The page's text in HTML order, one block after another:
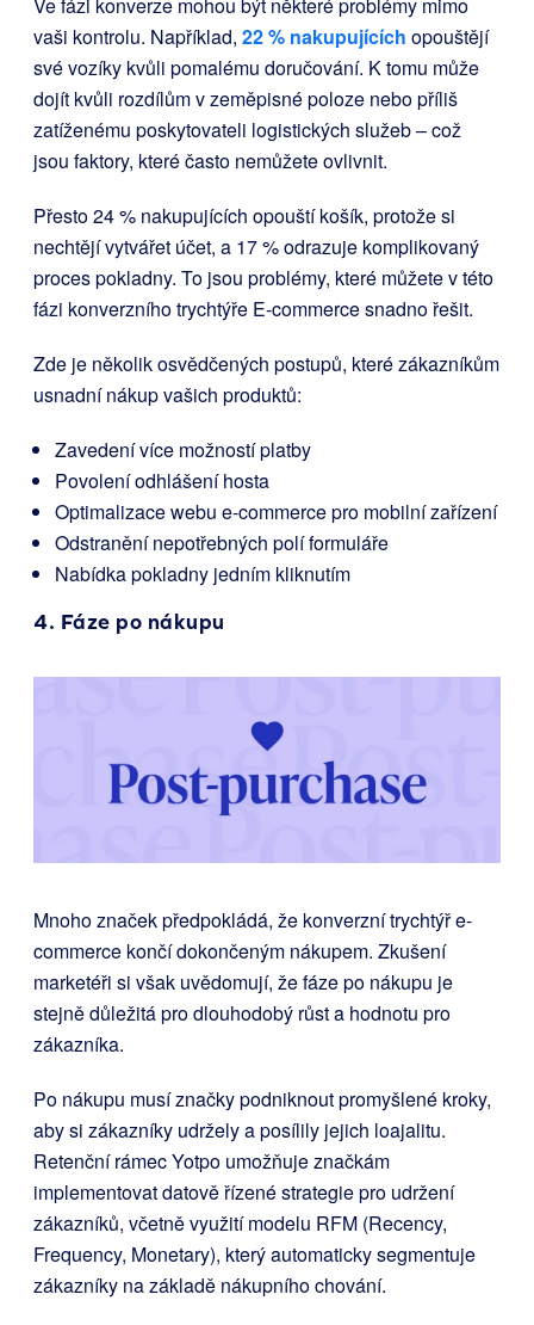
Ve fázi konverze mohou být některé problémy mimo
vaši kontrolu. Například, 22 % nakupujících opouštějí
své vozíky kvůli pomalému doručování. K tomu může
dojít kvůli rozdílům v zeměpisné poloze nebo příliš
zatíženému poskytovateli logistických služeb – což
jsou faktory, které často nemůžete ovlivnit.
Přesto 24 % nakupujících opouští košík, protože si
nechtějí vytvářet účet, a 17 % odrazuje komplikovaný
proces pokladny. To jsou problémy, které můžete v této
fázi konverzního trychtýře E-commerce snadno řešit.
Zde je několik osvědčených postupů, které zákazníkům
usnadní nákup vašich produktů:
Zavedení více možností platby
Povolení odhlášení hosta
Optimalizace webu e-commerce pro mobilní zařízení
Odstranění nepotřebných polí formuláře
Nabídka pokladny jedním kliknutím
4. Fáze po nákupu
Mnoho značek předpokládá, že konverzní trychtýř e-
commerce končí dokončeným nákupem. Zkušení
marketéři si však uvědomují, že fáze po nákupu je
stejně důležitá pro dlouhodobý růst a hodnotu pro
zákazníka.
Po nákupu musí značky podniknout promyšlené kroky,
aby si zákazníky udržely a posílily jejich loajalitu.
Retenční rámec Yotpo umožňuje značkám
implementovat datově řízené strategie pro udržení
zákazníků, včetně využití modelu RFM (Recency,
Frequency, Monetary), který automaticky segmentuje
zákazníky na základě nákupního chování.